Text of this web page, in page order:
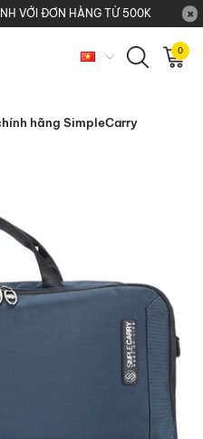
VỚI ĐƠN HÀNG TỪ 500K
0
hãng SimpleCarry